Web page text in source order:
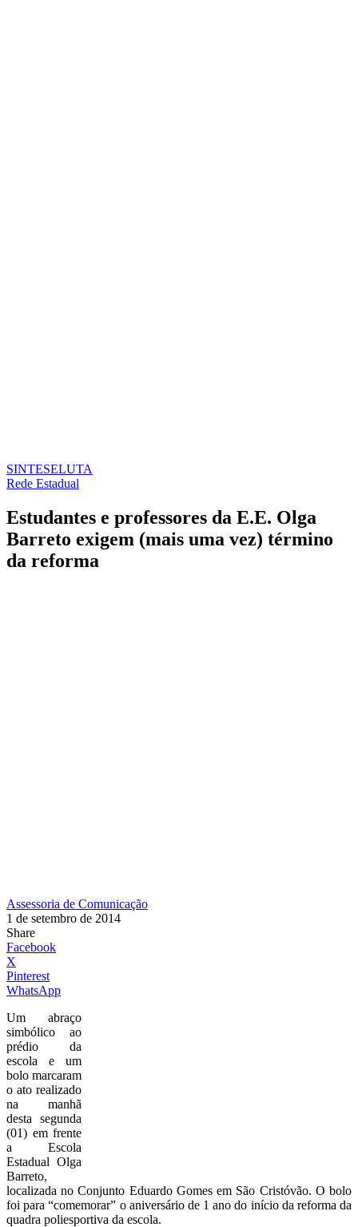
SINTESELUTA
Rede Estadual
Estudantes e professores da E.E. Olga
Barreto exigem (mais uma vez) término
da reforma
Assessoria de Comunicação
1 de setembro de 2014
Share
Facebook
X
Pinterest
WhatsApp
Um abraço
simbólico ao
prédio da
escola e um
bolo marcaram
o ato realizado
na manhã
desta segunda
(01) em frente
a Escola
Estadual Olga
Barreto,
localizada no Conjunto Eduardo Gomes em São Cristóvão. O bolo
foi para “comemorar” o aniversário de 1 ano do início da reforma da
quadra poliesportiva da escola.